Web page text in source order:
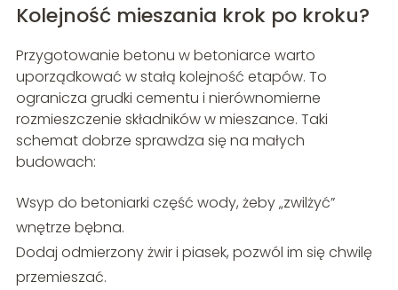
Kolejność mieszania krok po kroku?
Przygotowanie betonu w betoniarce warto
uporządkować w stałą kolejność etapów. To
ogranicza grudki cementu i nierównomierne
rozmieszczenie składników w mieszance. Taki
schemat dobrze sprawdza się na małych
budowach:
Wsyp do betoniarki część wody, żeby „zwilżyć”
wnętrze bębna.
Dodaj odmierzony żwir i piasek, pozwól im się chwilę
przemieszać.